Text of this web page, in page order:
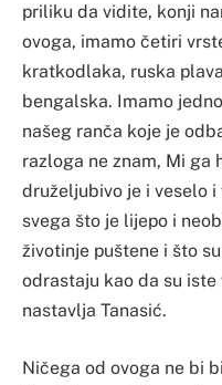
priliku da vidite, konji
ovoga, imamo četiri
kratkodlaka, ruska
bengalska. Imamo
našeg ranča koje je
razloga ne znam, Mi ga
druželjubivo je i veselo
svega što je lijepo i
životinje puštene i što
odrastaju kao da su
nastavlja Tanasić.
Ničega od ovoga ne bi